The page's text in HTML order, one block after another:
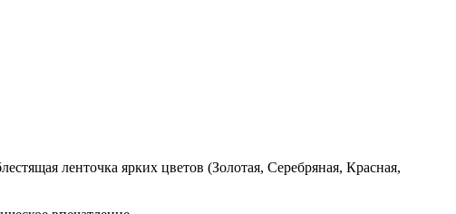
ленточка ярких цветов (Золотая, Серебряная, Красная,